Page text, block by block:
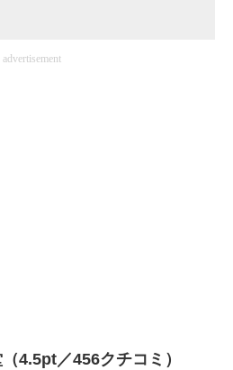
advertisement
4.5pt／456クチコミ）